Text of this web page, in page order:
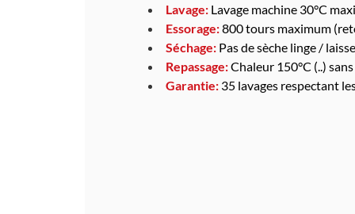
Lavage: Lavage machine 30°C
Essorage:800 tours maximum
Séchage: Pas de sèche linge /
Repassage:Chaleur 150°C (..)
Garantie: 35 lavages respectant